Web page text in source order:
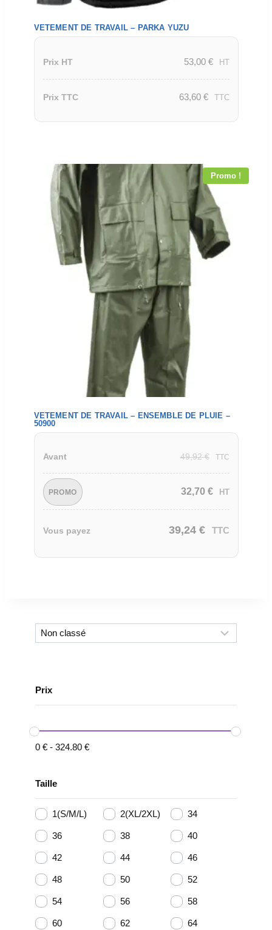
VETEMENT DE TRAVAIL – PARKA YUZU
Prix HT 53,00 € HT
Prix TTC 63,60 € TTC
Promo !
VETEMENT DE TRAVAIL – ENSEMBLE DE PLUIE –
50900
Avant 49,92€ TTC
PROMO 32,70 € HT
Vous payez 39,24 € TTC
Prix
0 € - 324.80 €
Taille
1(S/M/L) 2(XL/2XL) 34
36 38 40
42 44 46
48 50 52
54 56 58
60 62 64